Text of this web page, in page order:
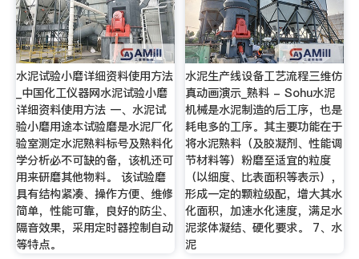
水泥试验小磨详细资料使用方法
_中国化工仪器网水泥试验小磨
详细资料使用方法 一、水泥试
验小磨用途本试验磨是水泥厂化
验室测定水泥熟料标号及熟料化
学分析必不可缺的备，该机还可
用来研磨其他物料。 该试验磨
具有结构紧凑、操作方便、维修
简单，性能可靠，良好的防尘、
隔音效果，采用定时器控制自动
等特点。
水泥生产线设备工艺流程三维仿
真动画演示_熟料 - Sohu水泥
机械是水泥制造的后工序，也是
耗电多的工序。其主要功能在于
将水泥熟料（及胶凝剂、性能调
节材料等）粉磨至适宜的粒度
（以细度、比表面积等表示），
形成一定的颗粒级配，增大其水
化面积，加速水化速度，满足水
泥浆体凝结、硬化要求。 7、水
泥